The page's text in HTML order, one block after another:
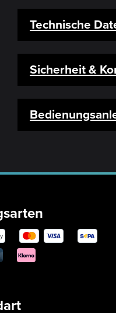
Technische
Sicherheit &